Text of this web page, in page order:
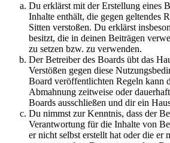
Du erklärst mit der Erstellung eines
Inhalte enthält, die gegen geltendes
Sitten verstoßen. Du erklärst
besitzt, die in deinen Beiträgen
zu setzen bzw. zu verwenden.
Der Betreiber des Boards übt das
Verstößen gegen diese
Board veröffentlichten Regeln kann
Abmahnung zeitweise oder
Boards ausschließen und dir ein
Du nimmst zur Kenntnis, dass der
Verantwortung für die Inhalte von
er nicht selbst erstellt hat oder die er